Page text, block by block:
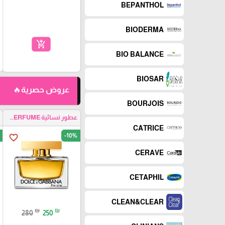
BEPANTHOL
BIODERMA
BIO BALANCE
BIOSAR
BOURJOIS
CATRICE
CERAVE
CETAPHIL
CLEAN&CLEAR
add_shopping_cart
عروض حصرية🔥
عطور نسائية WOMEN PERFUME
favorite_border -10%
280 ₪ 250 ₪